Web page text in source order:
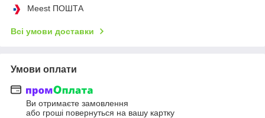
Meest ПОШТА
Всі умови доставки
Умови оплати
Ви отримаєте замовлення
або гроші повернуться на вашу картку